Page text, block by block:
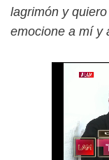
lagrimón y
emocione a mí y